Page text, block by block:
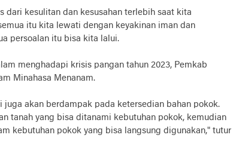
dari kesulitan dan kesusahan terlebih saat kita
itu kita lewati dengan keyakinan iman dan
persoalan itu bisa kita lalui.
menghadapi krisis pangan tahun 2023, Pemkab
Minahasa Menanam.
juga akan berdampak pada ketersedian bahan pokok.
tanah yang bisa ditanami kebutuhan pokok, kemudian
kebutuhan pokok yang bisa langsung digunakan," tutur